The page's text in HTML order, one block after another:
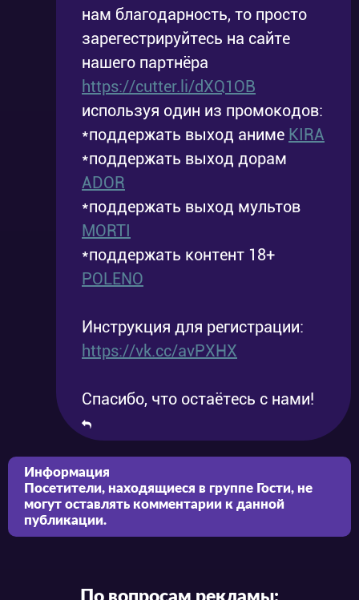
нам благодарность, то просто
зарегестрируйтесь на сайте
нашего партнёра
https://cutter.li/dXQ1OB
используя один из промокодов:
*поддержать выход аниме KIRA
*поддержать выход дорам
ADOR
*поддержать выход мультов
MORTI
*поддержать контент 18+
POLENO
Инструкция для регистрации:
https://vk.cc/avPXHX
Спасибо, что остаётесь с нами!
Информация
Посетители, находящиеся в группе Гости, не
могут оставлять комментарии к данной
публикации.